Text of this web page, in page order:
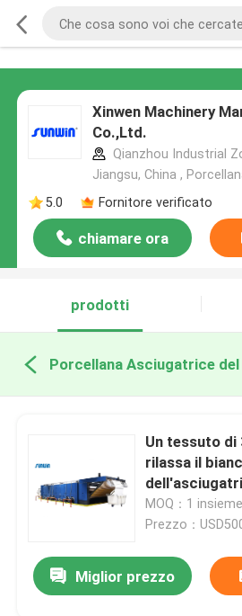
Xinwen Machinery
Co.,Ltd.
Qianzhou Industrial
Jiangsu, China ,
5.0
Fornitore verificato
chiamare ora
prodotti
Porcellana Asciugatrice
Un tessuto di
rilassa il
MOQ：1 insieme
Prezzo：
Miglior prezzo